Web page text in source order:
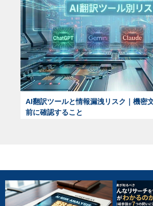
AI翻訳ツールと情報漏洩リスク｜機密
前に確認すること